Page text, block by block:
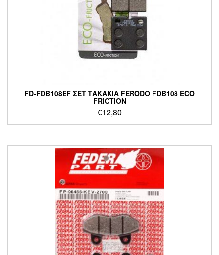
FD-FDB108EF ΣΕΤ ΤΑΚΑΚΙΑ FERODO FDB108 ECO
FRICTION
€12,80